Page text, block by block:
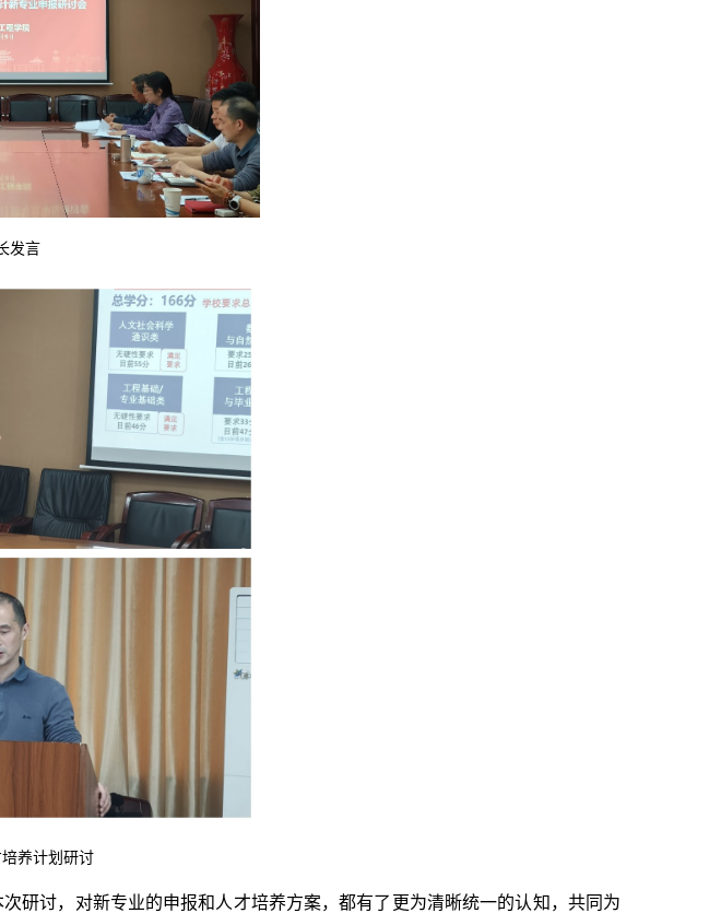
发言
养计划研讨
研讨，对新专业的申报和人才培养方案，都有了更为清晰统一的认知，共同为